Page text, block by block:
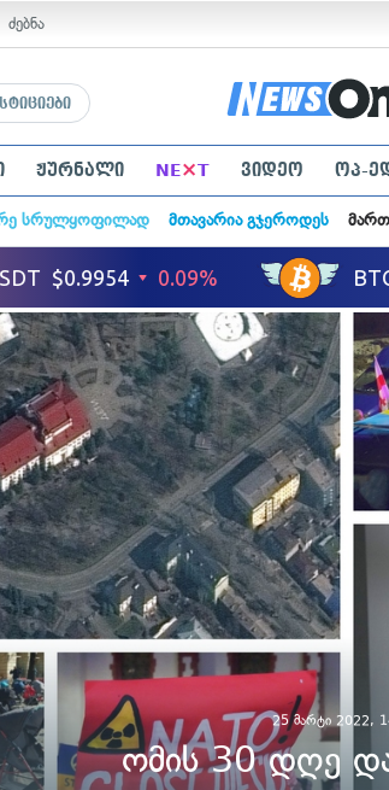
ძებნა
ჟურნალი NE×T ვიდეო ოპ-
სრულყოფილად მთავარია გჯეროდეს
25 მარტი 2022,
ომის 30 დღე